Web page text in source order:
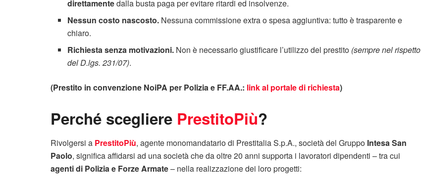
direttamentedalla busta paga per evitare ritardi ed insolvenze.
Nessun costo nascosto. Nessuna commissione extra o spesa aggiuntiva: tutto è trasparente e
chiaro.
Richiesta senza motivazioni. Non è necessario giustificare l’utilizzo del prestito (sempre nel rispetto
del D.lgs. 231/07).
(Prestito in convenzione NoiPA per Polizia e FF.AA.: link al portale di richiesta)
Perché scegliere PrestitoPiù?
Rivolgersi a PrestitoPiù, agente monomandatario di Prestitalia S.p.A., società del Gruppo Intesa San
Paolo, significa affidarsi ad una società che da oltre 20 anni supporta i lavoratori dipendenti – tra cui
agenti di Polizia e Forze Armate– nella realizzazione dei loro progetti: